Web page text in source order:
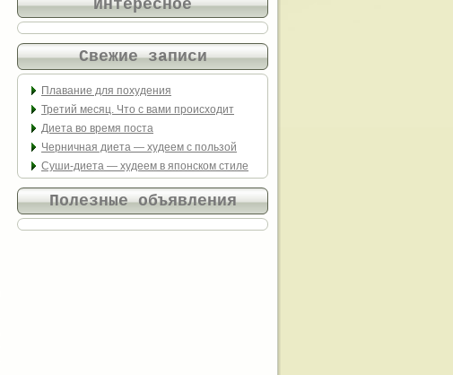
Интересное
Свежие записи
Плавание для похудения
Третий месяц. Что с вами происходит
Диета во время поста
Черничная диета — худеем с пользой
Суши-диета — худеем в японском стиле
Полезные объявления